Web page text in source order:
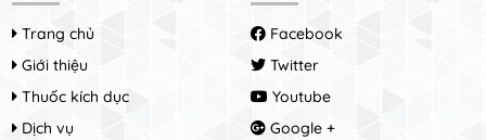
Trang chủ
Giới thiệu
Thuốc kích dục
Dịch vụ
Facebook
Twitter
Youtube
Google +